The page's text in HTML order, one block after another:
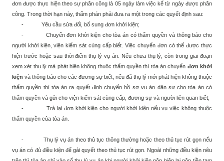
đơn được thực hiện theo sự phân công là 05 ngày làm việc kể từ ngày được phân
công. Trong thời hạn này, thẩm phán phải đưa ra một trong các quyết định sau:
-
Yêu cầu sửa đổi, bổ sung đơn khởi kiện;
-
Chuyển đơn khởi kiện cho tòa án có thẩm quyền và thông báo cho
người khởi kiện, viện kiểm sát cùng cấp biết. Việc chuyển đơn có thể được thực
hiện trước hoặc sau thời điểm thụ lý vụ án. Nếu chưa thụ lý, còn trong giai đoạn
xem xét thụ lý mà phát hiện không thuộc thẩm quyền thì tòa án chuyển đơn khởi
kiện và thông báo cho các đương sự biết; nếu đã thụ lý mới phát hiện không thuộc
thẩm quyền thì tòa án ra quyết định chuyển hồ sơ vụ án dân sự cho tòa án có
thẩm quyền và gửi cho viện kiểm sát cùng cấp, đương sự và người liên quan biết;
-
Trả lại đơn khởi kiện cho người khởi kiện nếu vụ việc không thuộc
thẩm quyền của tòa án.
-
Thụ lý vụ án theo thủ tục thông thường hoặc theo thủ tục rút gọn nếu
vụ án có đủ điều kiện để gải quyết theo thủ tục rút gọn. Ngoài những điều kiện nêu